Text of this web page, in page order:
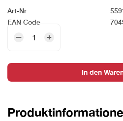
Art-Nr
EAN Code
Schulrucksack
Air
mit
Menge
In den